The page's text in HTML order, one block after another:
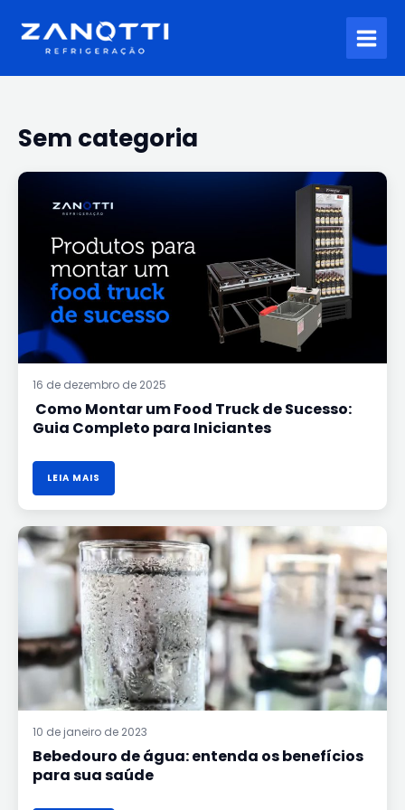
para
conteúdo
Sem categoria
16 de dezembro de 2025
Como Montar um Food Truck de Sucesso:
Guia Completo para Iniciantes
COMO
FOOD
TRUCK
DE
GUIA
COMPLETO
PARA
INICIANTES
LEIA MAIS
10 de janeiro de 2023
Bebedouro de água: entenda os benefícios
para sua saúde
BEBEDOURO
DE
ÁGUA:
ENTENDA
OS
BENEFÍCIOS
PARA
SUA
SAÚDE